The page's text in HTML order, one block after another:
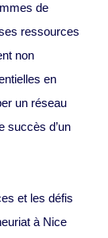
de
ressources
non
en
un réseau
succès d’un
et les défis
à Nice